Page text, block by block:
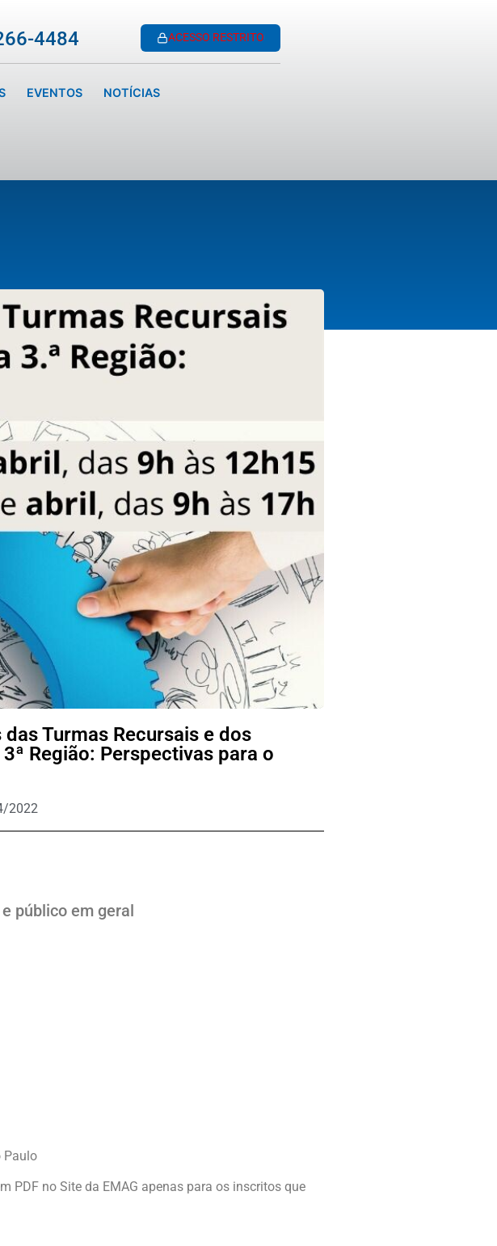
4484 ACESSO RESTRITO
EVENTOS NOTÍCIAS
Turmas Recursais e dos
Região: Perspectivas para o
2022
público em geral
Paulo
PDF no Site da EMAG apenas para os inscritos que